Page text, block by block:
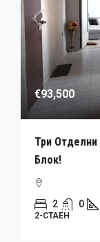
€93,500
Три
Блок!
2 0
2-СТАЕН